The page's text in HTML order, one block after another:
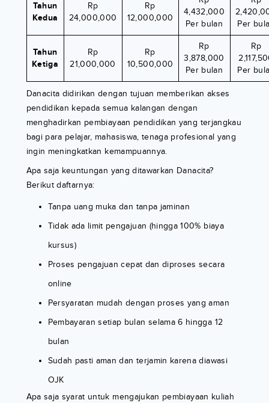
Tahun
Kedua
Rp
24,000,000
Rp
12,000,000
4,432,000
Per bulan
Per
Tahun
Ketiga
Rp
21,000,000
Rp
10,500,000
Rp
3,878,000
Per bulan
Rp
Per
Danacita didirikan dengan tujuan memberikan akses
pendidikan kepada semua kalangan dengan
menghadirkan pembiayaan pendidikan yang terjangkau
bagi para pelajar, mahasiswa, tenaga profesional yang
ingin meningkatkan kemampuannya.
Apa saja keuntungan yang ditawarkan Danacita?
Berikut daftarnya:
Tanpa uang muka dan tanpa jaminan
Tidak ada limit pengajuan (hingga 100% biaya
kursus)
Proses pengajuan cepat dan diproses secara
online
Persyaratan mudah dengan proses yang aman
Pembayaran setiap bulan selama 6 hingga 12
bulan
Sudah pasti aman dan terjamin karena diawasi
OJK
Apa saja syarat untuk mengajukan pembiayaan kuliah